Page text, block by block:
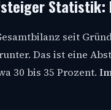
Statistik:
seit
Das ist eine
30 bis 35 Prozent.